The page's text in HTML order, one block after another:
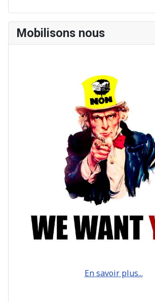
Mobilisons nous
En savoir plus...